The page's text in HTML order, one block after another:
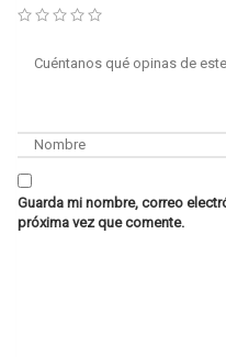
Guarda mi nombre, correo
próxima vez que comente.